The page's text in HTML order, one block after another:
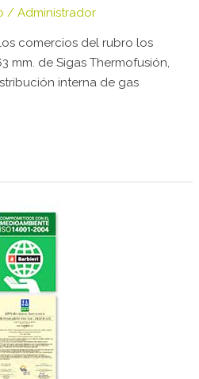
/Administrador
comercios del rubro los
mm. de Sigas Thermofusión,
interna de gas